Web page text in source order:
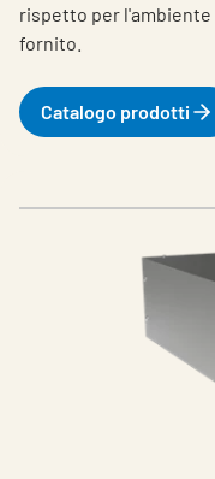
rispetto per
fornito.
Catalogo prodotti